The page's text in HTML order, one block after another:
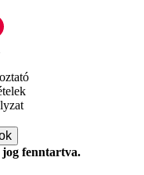
fenntartva.